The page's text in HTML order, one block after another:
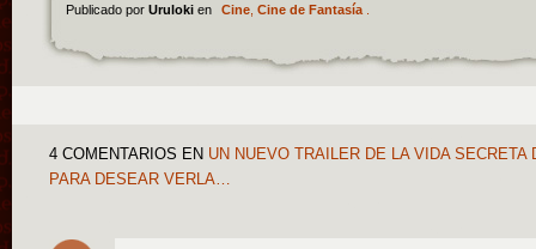
Publicado por Uruloki en Cine, Cine de Fantasía.
4 COMENTARIOS EN UN NUEVO TRAILER DE LA VIDA
PARA DESEAR VERLA…